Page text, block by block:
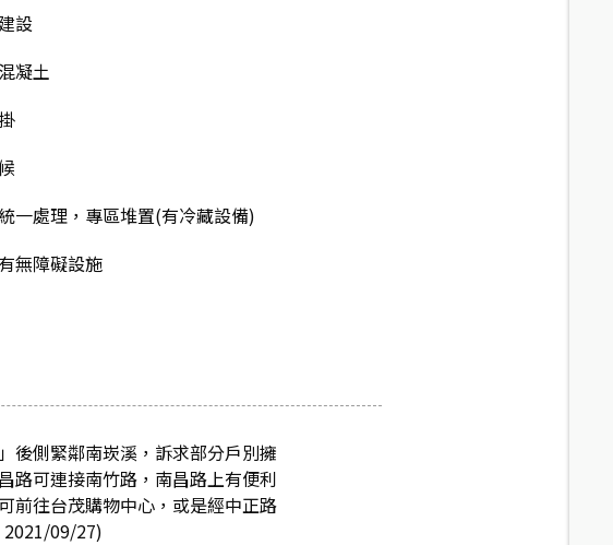
設
凝土
一處理，專區堆置(有冷藏設備)
無障礙設施
後側緊鄰南崁溪，訴求部分戶別擁
路可連接南竹路，南昌路上有便利
前往台茂購物中心，或是經中正路
2021/09/27)